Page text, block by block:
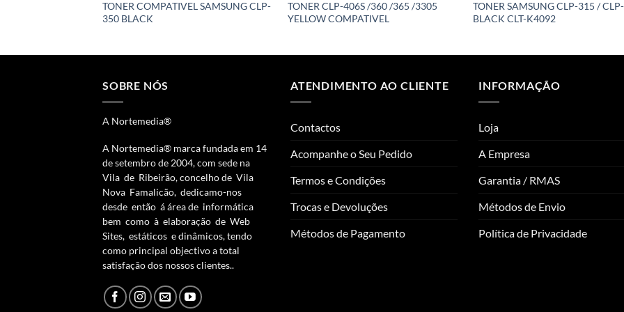
TONER COMPATIVEL SAMSUNG CLP-
350 BLACK
TONER CLP-406S /360 /365 /3305
YELLOW COMPATIVEL
TONER SAMSUNG CLP-315 /
BLACK CLT-K4092
SOBRE NÓS
A Nortemedia®
A Nortemedia® marca fundada em 14
de setembro de 2004, com sede na
Vila de Ribeirão, concelho de Vila
Nova Famalicão, dedicamo-nos
desde então á área de informática
bem como à elaboração de Web
Sites, estáticos e dinâmicos, tendo
como principal objectivo a total
satisfação dos nossos clientes..
ATENDIMENTO AO CLIENTE
Contactos
Acompanhe o Seu Pedido
Termos e Condições
Trocas e Devoluções
Métodos de Pagamento
INFORMAÇÃO
Loja
A Empresa
Garantia / RMAS
Métodos de Envio
Política de Privacidade